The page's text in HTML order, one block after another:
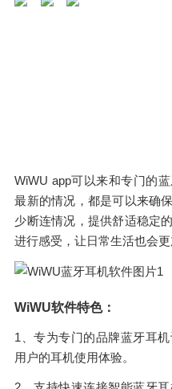
WiWU app可以来和专门的
最新的情况，都是可以来确
少断连情况，提供舒适稳定
进行感受，让日常生活也会更
WiWU软件特色：
1、专为专门的品牌蓝牙耳
用户的耳机使用体验。